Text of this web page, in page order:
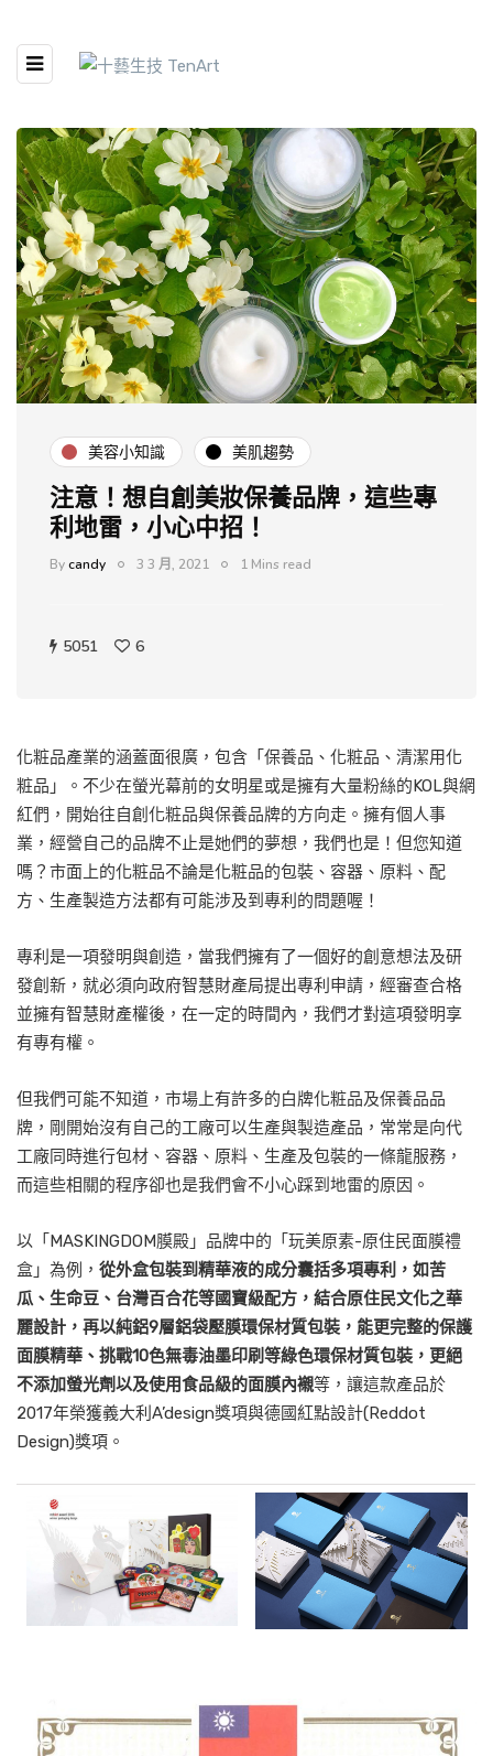
美容小知識 美肌趨勢
注意！想自創美妝保養品牌，這些專
利地雷，小心中招！
Bycandy 3 3 月, 2021 1 Mins read
5051 6
化粧品產業的涵蓋面很廣，包含「保養品、化粧品、清潔用化
粧品」。不少在螢光幕前的女明星或是擁有大量粉絲的KOL與網
紅們，開始往自創化粧品與保養品牌的方向走。擁有個人事
業，經營自己的品牌不止是她們的夢想，我們也是！但您知道
嗎？市面上的化粧品不論是化粧品的包裝、容器、原料、配
方、生產製造方法都有可能涉及到專利的問題喔！
專利是一項發明與創造，當我們擁有了一個好的創意想法及研
發創新，就必須向政府智慧財產局提出專利申請，經審查合格
並擁有智慧財產權後，在一定的時間內，我們才對這項發明享
有專有權。
但我們可能不知道，市場上有許多的白牌化粧品及保養品品
牌，剛開始沒有自己的工廠可以生產與製造產品，常常是向代
工廠同時進行包材、容器、原料、生產及包裝的一條龍服務，
而這些相關的程序卻也是我們會不小心踩到地雷的原因。
以「MASKINGDOM膜殿」品牌中的「玩美原素-原住民面膜禮
盒」為例， 從外盒包裝到精華液的成分囊括多項專利，如苦
瓜、生命豆、台灣百合花等國寶級配方，結合原住民文化之華
麗設計，再以純鋁9層鋁袋壓膜環保材質包裝，能更完整的保護
面膜精華、挑戰10色無毒油墨印刷等綠色環保材質包裝，更絕
不添加螢光劑以及使用食品級的面膜內襯等，讓這款產品於
2017年榮獲義大利A’design獎項與德國紅點設計(Reddot
Design)獎項。